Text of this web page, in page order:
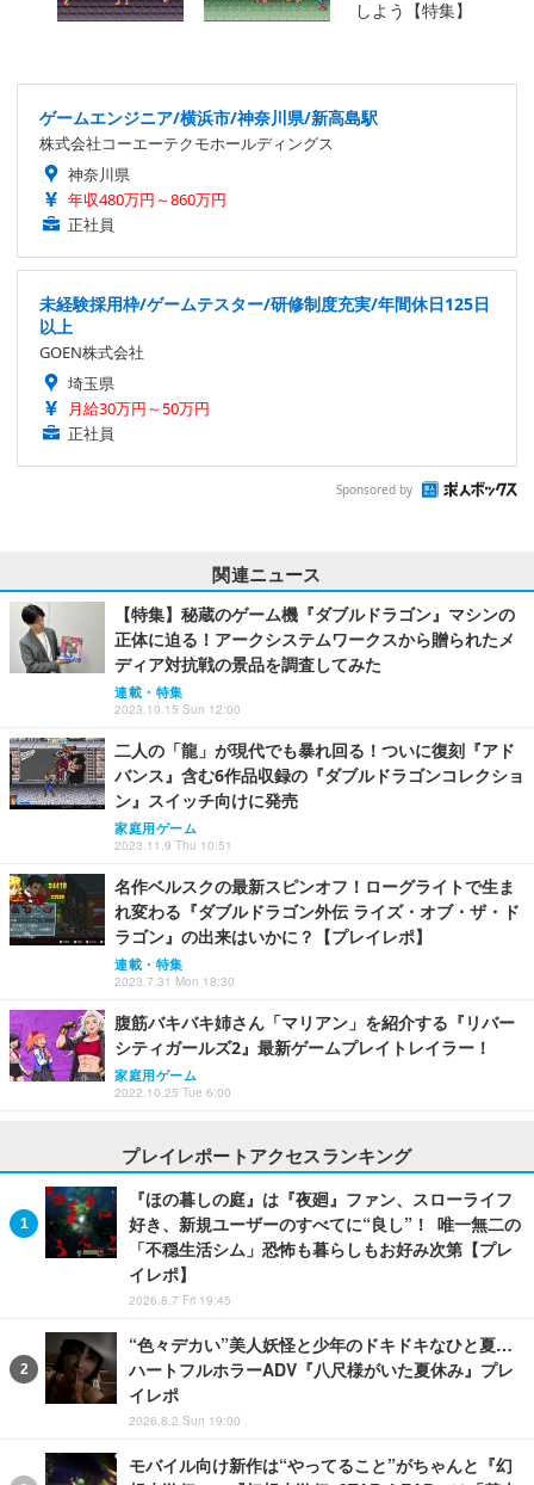
ゲームエンジニア/横浜市/神奈川県/新高島駅
株式会社コーエーテクモホールディングス
神奈川県
年収480万円～860万円
正社員
未経験採用枠/ゲームテスター/研修制度充実/年間休日125日
以上
GOEN株式会社
埼玉県
月給30万円～50万円
正社員
Sponsored by
関連ニュース
【特集】秘蔵のゲーム機『ダブルドラゴン』マシンの
正体に迫る！アークシステムワークスから贈られたメ
ディア対抗戦の景品を調査してみた
連載・特集
2023.10.15 Sun 12:00
二人の「龍」が現代でも暴れ回る！ついに復刻『アド
バンス』含む6作品収録の『ダブルドラゴンコレクショ
ン』スイッチ向けに発売
家庭用ゲーム
2023.11.9 Thu 10:51
名作ベルスクの最新スピンオフ！ローグライトで生ま
れ変わる『ダブルドラゴン外伝 ライズ・オブ・ザ・ド
ラゴン』の出来はいかに？【プレイレポ】
連載・特集
2023.7.31 Mon 18:30
腹筋バキバキ姉さん「マリアン」を紹介する『リバー
シティガールズ2』最新ゲームプレイトレイラー！
家庭用ゲーム
2022.10.25 Tue 6:00
プレイレポートアクセスランキング
『ほの暮しの庭』は『夜廻』ファン、スローライフ
好き、新規ユーザーのすべてに“良し”！ 唯一無二の
「不穏生活シム」恐怖も暮らしもお好み次第【プレ
イレポ】
2026.8.7 Fri 19:45
“色々デカい”美人妖怪と少年のドキドキなひと夏…
ハートフルホラーADV『八尺様がいた夏休み』プレ
イレポ
2026.8.2 Sun 19:00
モバイル向け新作は“やってること”がちゃんと『幻